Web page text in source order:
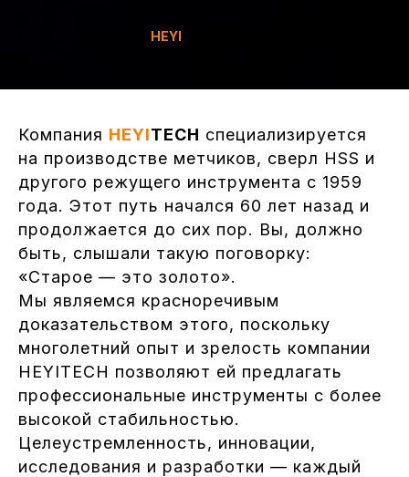
HEYI
Компания HEYITECH специализируется
на производстве метчиков, сверл HSS и
другого режущего инструмента с 1959
года. Этот путь начался 60 лет назад и
продолжается до сих пор. Вы, должно
быть, слышали такую поговорку:
«Старое — это золото».
Мы являемся красноречивым
доказательством этого, поскольку
многолетний опыт и зрелость компании
HEYITECH позволяют ей предлагать
профессиональные инструменты с более
высокой стабильностью.
Целеустремленность, инновации,
исследования и разработки — каждый